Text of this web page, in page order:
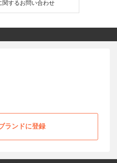
関するお問い合わせ
ランドに登録